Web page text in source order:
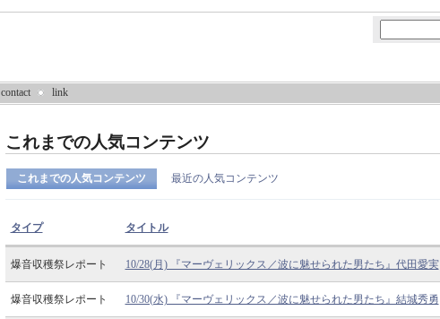
contact link
これまでの人気コンテンツ
これまでの人気コンテンツ 最近の人気コンテンツ
タイプ タイトル
爆音収穫祭レポート 10/28(月) 『マーヴェリックス／波に魅せられた男たち』代田愛実
爆音収穫祭レポート 10/30(水) 『マーヴェリックス／波に魅せられた男たち』結城秀勇